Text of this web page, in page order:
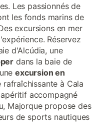
Les passionnés de
les fonds marins de
excursions en mer
Réservez
d'Alcúdia, une
dans la baie de
excursion en
rafraîchissante à Cala
accompagné
Majorque propose des
de sports nautiques